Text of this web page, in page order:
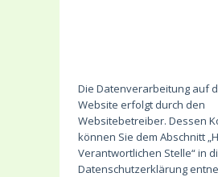
Die Datenverarbeitung auf
Website erfolgt durch den
Websitebetreiber. Dessen
können Sie dem Abschnitt
Verantwortlichen Stelle“ in
Datenschutzerklärung